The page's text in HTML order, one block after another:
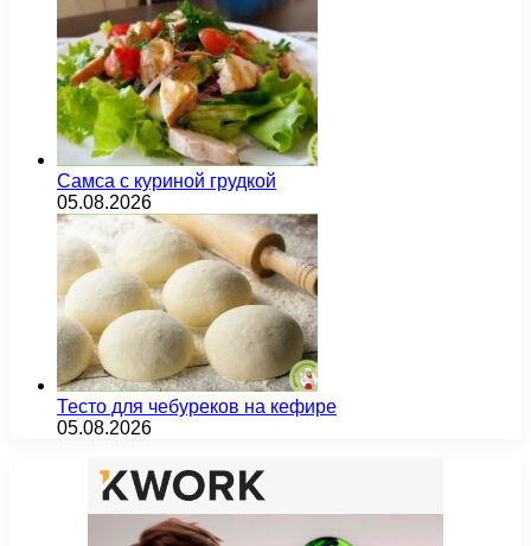
Самса с куриной грудкой
05.08.2026
Тесто для чебуреков на кефире
05.08.2026